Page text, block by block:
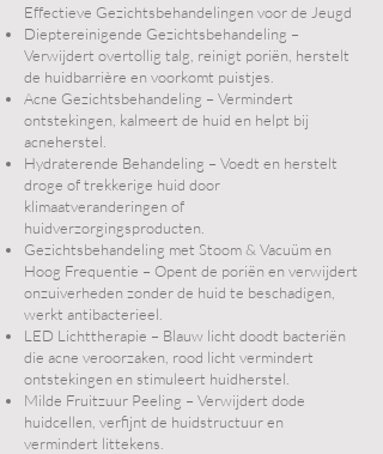
Effectieve Gezichtsbehandelingen voor de Jeugd
Dieptereinigende Gezichtsbehandeling –
Verwijdert overtollig talg, reinigt poriën, herstelt
de huidbarrière en voorkomt puistjes.
Acne Gezichtsbehandeling – Vermindert
ontstekingen, kalmeert de huid en helpt bij
acneherstel.
Hydraterende Behandeling – Voedt en herstelt
droge of trekkerige huid door
klimaatveranderingen of
huidverzorgingsproducten.
Gezichtsbehandeling met Stoom & Vacuüm en
Hoog Frequentie – Opent de poriën en verwijdert
onzuiverheden zonder de huid te beschadigen,
werkt antibacterieel.
LED Lichttherapie – Blauw licht doodt bacteriën
die acne veroorzaken, rood licht vermindert
ontstekingen en stimuleert huidherstel.
Milde Fruitzuur Peeling – Verwijdert dode
huidcellen, verfijnt de huidstructuur en
vermindert littekens.